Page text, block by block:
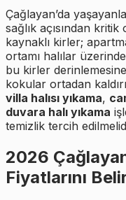
Çağlayan’da
sağlık açısından
kaynaklı kirler;
ortamı halılar
bu kirler
kokular ortadan
villa halısı yıkama,
duvara halı yıkama
temizlik tercih
2026
Fiyatlarını